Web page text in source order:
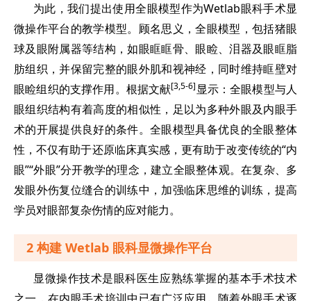
为此，我们提出使用全眼模型作为Wetlab眼科手术显
微操作平台的教学模型。顾名思义，全眼模型，包括猪眼
球及眼附属器等结构，如眼眶眶骨、眼睑、泪器及眼眶脂
肪组织，并保留完整的眼外肌和视神经，同时维持眶壁对
眼睑组织的支撑作用。根据文献[3,5-6] 显示：全眼模型与人
眼组织结构有着高度的相似性，足以为多种外眼及内眼手
术的开展提供良好的条件。全眼模型具备优良的全眼整体
性，不仅有助于还原临床真实感，更有助于改变传统的“内
眼”“外眼”分开教学的理念，建立全眼整体观。在复杂、多
发眼外伤复位缝合的训练中，加强临床思维的训练，提高
学员对眼部复杂伤情的应对能力。
2 构建 Wetlab 眼科显微操作平台
显微操作技术是眼科医生应熟练掌握的基本手术技术